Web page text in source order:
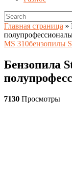
Главная страница »
MS 310бензопилы
Бензопила
7130 Просмотры